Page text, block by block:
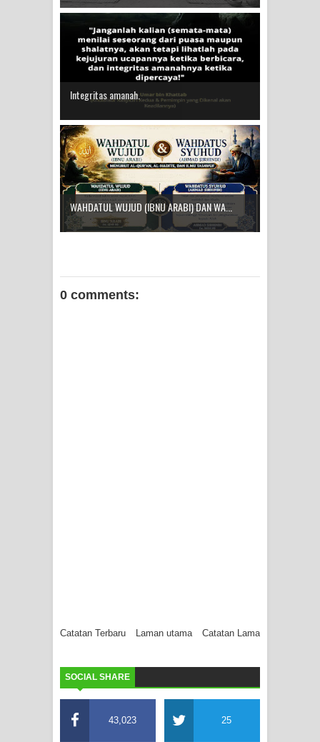
Integritas amanah.
WAHDATUL WUJUD (IBNU ARABI) DAN WA...
0 comments:
Catatan Terbaru Catatan Lama
Laman utama
SOCIAL SHARE
43,023 25